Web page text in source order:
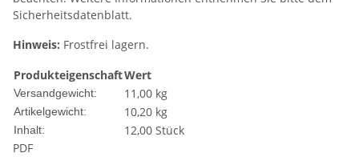
Sicherheitsdatenblatt.
Hinweis: Frostfrei lagern.
ProdukteigenschaftWert
Versandgewicht: 11,00 kg
Artikelgewicht: 10,20 kg
Inhalt:
12,00 Stück
PDF